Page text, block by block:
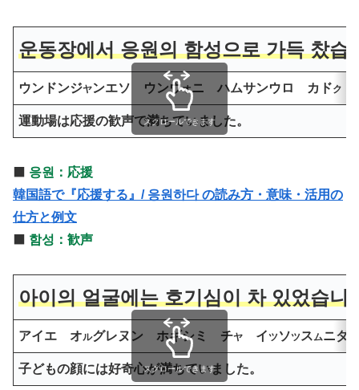
운동장에서 응원의 함성으로 가득 찼습
ウンドンジヤンエソ ウンウオニ ハムサンウロ カドク
運動場は応援の歓声で満ちていました。
スクロールできます
응원：応援
韓国語で『応援する』/ 응원하다 の読み方・意味・活用の
仕方と例文
함성：歓声
아이의 얼굴에는 호기심이 차 있었습니
アイエ オルグレヌン ホギシミ チヤ イツソツスムニダ
子どもの顔には好奇心が満ちていました。
スクロールできます